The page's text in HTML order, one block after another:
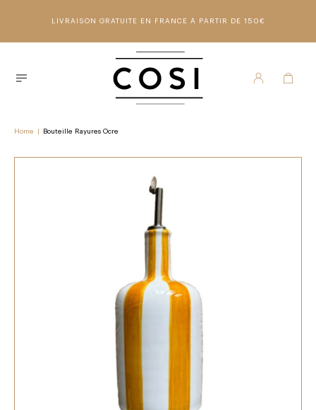
LIVRAISON GRATUITE EN FRANCE À PARTIR DE 150€
Home Bouteille Rayures Ocre